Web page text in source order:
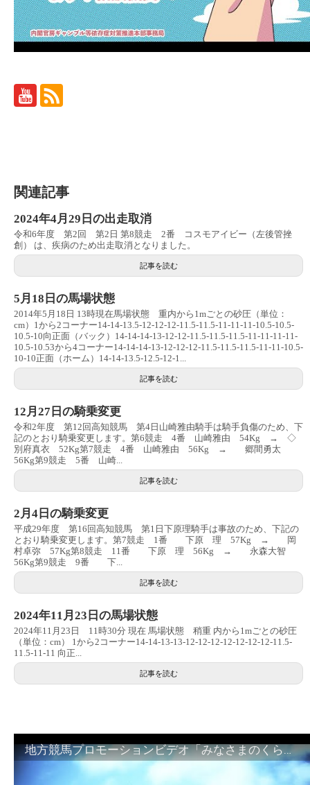
関連記事
2024年4月29日の出走取消
令和6年度 第2回 第2日 第8競走 2番 コスモアイビー（左後管挫
創） は、疾病のため出走取消となりました。
記事を読む
5月18日の馬場状態
2014年5月18日 13時現在馬場状態 重内から1mごとの砂圧（単位：
cm）1から2コーナー14-14-13.5-12-12-12-11.5-11.5-11-11-11-10.5-10.5-
10.5-10向正面（バック）14-14-14-13-12-12-11.5-11.5-11.5-11-11-11-11-
10.5-10.53から4コーナー14-14-14-13-12-12-12-11.5-11.5-11.5-11-11-10.5-
10-10正面（ホーム）14-14-13.5-12.5-12-1...
記事を読む
12月27日の騎乗変更
令和2年度 第12回高知競馬 第4日山崎雅由騎手は騎手負傷のため、下
記のとおり騎乗変更します。第6競走 4番 山崎雅由 54Kg → ◇
別府真衣 52Kg第7競走 4番 山崎雅由 56Kg → 郷間勇太
56Kg第9競走 5番 山崎...
記事を読む
2月4日の騎乗変更
平成29年度 第16回高知競馬 第1日下原理騎手は事故のため、下記の
とおり騎乗変更します。第7競走 1番 下原 理 57Kg → 岡
村卓弥 57Kg第8競走 11番 下原 理 56Kg → 永森大智
56Kg第9競走 9番 下...
記事を読む
2024年11月23日の馬場状態
2024年11月23日 11時30分 現在 馬場状態 稍重 内から1mごとの砂圧
（単位：cm） 1から2コーナー14-14-13-13-12-12-12-12-12-12-12-11.5-
11.5-11-11 向正...
記事を読む
地方競馬プロモーションビデオ「みなさまのくらしのために」30秒篇｜NAR公式